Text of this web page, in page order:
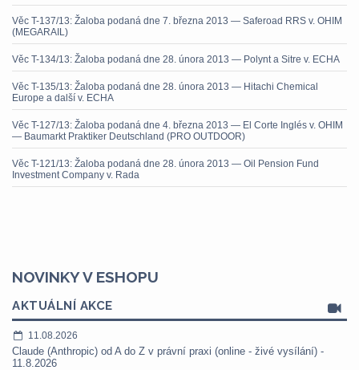
Věc T-137/13: Žaloba podaná dne 7. března 2013 — Saferoad RRS v. OHIM
(MEGARAIL)
Věc T-134/13: Žaloba podaná dne 28. února 2013 — Polynt a Sitre v. ECHA
Věc T-135/13: Žaloba podaná dne 28. února 2013 — Hitachi Chemical
Europe a další v. ECHA
Věc T-127/13: Žaloba podaná dne 4. března 2013 — El Corte Inglés v. OHIM
— Baumarkt Praktiker Deutschland (PRO OUTDOOR)
Věc T-121/13: Žaloba podaná dne 28. února 2013 — Oil Pension Fund
Investment Company v. Rada
NOVINKY V ESHOPU
AKTUÁLNÍ AKCE
11.08.2026
Claude (Anthropic) od A do Z v právní praxi (online - živé vysílání) -
11.8.2026